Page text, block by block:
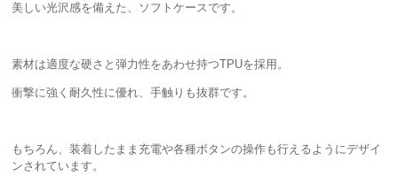
美しい光沢感を備えた、ソフトケースです。
素材は適度な硬さと弾力性をあわせ持つTPUを採用。
衝撃に強く耐久性に優れ、手触りも抜群です。
もちろん、装着したまま充電や各種ボタンの操作も行えるようにデザイ
ンされています。